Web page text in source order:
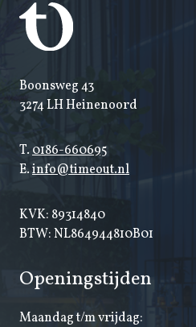
Boonsweg 43
3274 LH Heinenoord
T.0186-660695
E.info@timeout.nl
KVK: 89314840
BTW: NL864944810B01
Openingstijden
Maandag t/m vrijdag: